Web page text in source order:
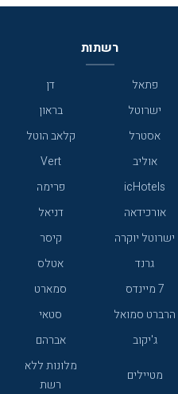
רשתות
פתאל
דן
ישרוטל
בראון
אסטרל
קלאב הוטל
אוליב
Vert
icHotels
פרימה
אורכידאה
דניאל
ישרוטל יוקרה
קיסר
גרנד
אטלס
7 מיינדס
סמארט
הרברט סמואל
סטאי
ג'יקוב
אברהם
מטיילים
מלונות ללא
רשת